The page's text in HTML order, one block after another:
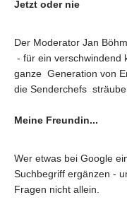
Jetzt oder nie
Der Moderator Jan
- für ein verschwindend
ganze Generation von
die Senderchefs
Meine Freundin...
Wer etwas bei Google
Suchbegriff ergänzen -
Fragen nicht allein.